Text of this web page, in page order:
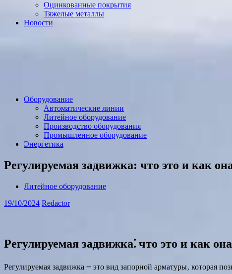
Оцинкованные покрытия
Тяжелые металлы
Новости
Оборудование
Автоматические линии
Литейное оборудование
Производство оборудования
Промышленное оборудование
Энергетика
Регулируемая задвижка: что это и как
Литейное оборудование
19/10/2024 Redactor
Регулируемая задвижка⁚ что это и как
Регулируемая задвижка ౼ это вид запорной арматуры‚ которая